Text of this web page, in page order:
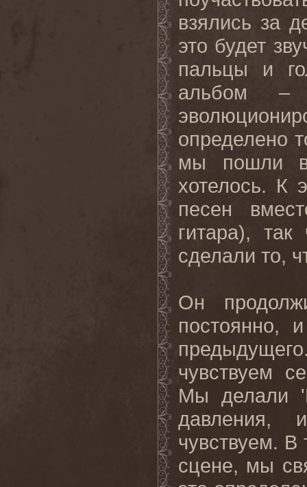
взялись за
это будет
пальцы и
альбом –
определено
мы пошли
хотелось. К
песен
гитара),
сделали то,
Он
постоянно,
чувствуем
Мы делали '
давления,
чувствуем.
сцене, мы